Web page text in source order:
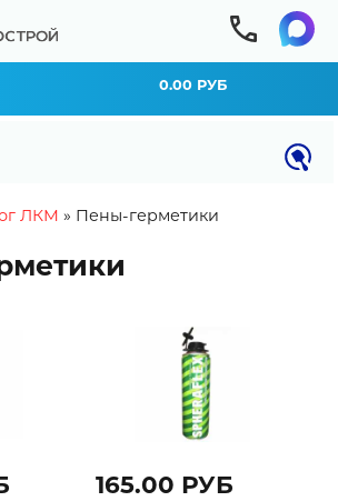
0.00 РУБ
ЛКМ » Пены-герметики
165.00 РУБ